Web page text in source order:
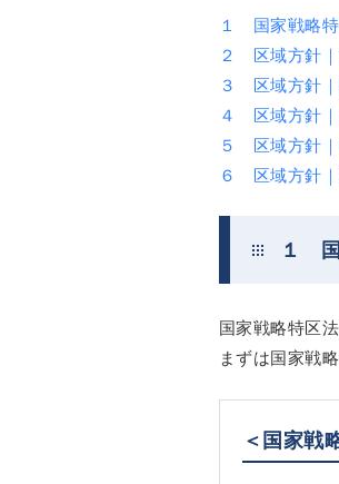
１ 国家戦略
２ 区域方針
３ 区域方針
４ 区域方針
５ 区域方針
６ 区域方針
１ 国
国家戦略特区
まずは国家戦
＜国家戦